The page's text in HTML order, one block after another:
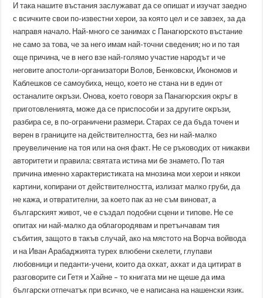
И така нашите въстания заслужават да се опишат и изучат заедно
с всичките свои по-известни херои, за която цел и се завзех, за да
направя начало. Най-много се занимах с Панагюрското въстание
не само за това, че за него имам най-точни сведения; но и по тая
още причина, че в него взе най-голямо участие народът и че
неговите апостоли-организатори Волов, Бенковски, Икономов и
Каблешков се самоубиха, нещо, което не стана ни в един от
останалите окръзи. Онова, което говоря за Панагюрския окръг в
приготовленията, може да се приспособи и за другите окръзи,
разбира се, в по-ограничени размери. Старах се да бъда точен и
верен в границите на действителността, без ни най-малко
преувеличение на тоя или на оня факт. Не се ръководих от никакви
авторитети и правила: святата истина ми бе знамето. По тая
причина именно характеристиката на мнозина мои херои и някои
картини, копирани от действителността, излизат малко груби, да
не кажа, и отвратителни, за което пак аз не съм виноват, а
българският живот, че е създал подобни сцени и типове. Не се
опитах ни най-малко да облагородявам и претънчавам тия
събития, защото в такъв случай, ако на мястото на Ворча войвода
и на Иван Арабаджията турех влюбени скелети, глупави
любовници и педанти-учени, които да охкат, ахкат и да цитират в
разговорите си Гетя и Хайне – то книгата ми не щеше да има
български отпечатък при всичко, че е написана на нашенски язик.